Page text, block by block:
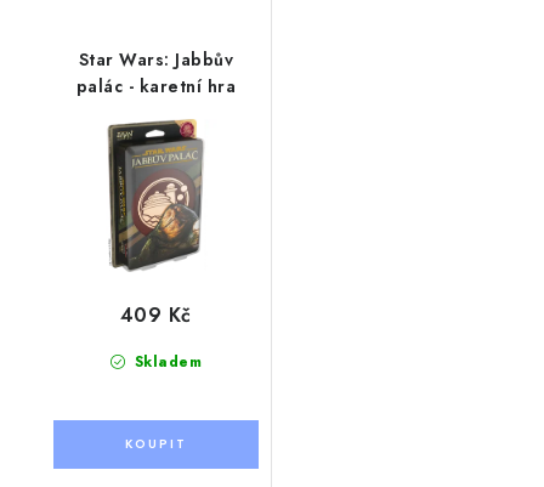
Star Wars: Jabbův
palác - karetní hra
Skladem
409 Kč